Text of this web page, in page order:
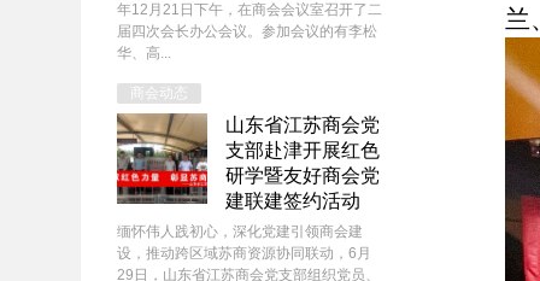
年12月21日下午，在商会会议室召开了二
届四次会长办公会议。参加会议的有李松
华、高...
商会动态
山东省江苏商会党
支部赴津开展红色
研学暨友好商会党
建联建签约活动
缅怀伟人践初心，深化党建引领商会建
设，推动跨区域苏商资源协同联动，6月
29日，山东省江苏商会党支部组织党员、
兰